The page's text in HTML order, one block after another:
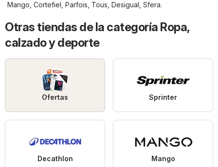
Mango, Cortefiel, Parfois, Tous, Desigual, Sfera.
Otras tiendas de la categoría Ropa,
calzado y deporte
Ofertas Sprinter
Decathlon Mango